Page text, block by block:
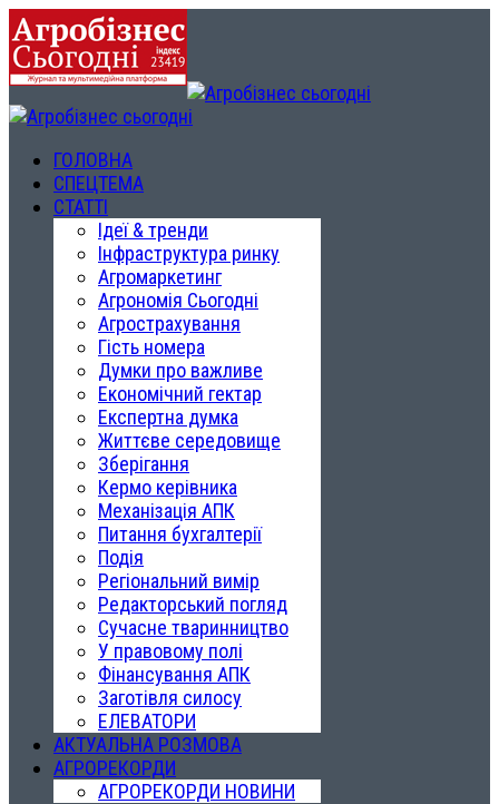
ГОЛОВНА
СПЕЦТЕМА
СТАТТІ
Ідеї & тренди
Інфраструктура ринку
Агромаркетинг
Агрономія Сьогодні
Агрострахування
Гість номера
Думки про важливе
Економічний гектар
Експертна думка
Життєве середовище
Зберігання
Кермо керівника
Механізація АПК
Питання бухгалтерії
Подія
Регіональний вимір
Редакторський погляд
Сучасне тваринництво
У правовому полі
Фінансування АПК
Заготівля силосу
ЕЛЕВАТОРИ
АКТУАЛЬНА РОЗМОВА
АГРОРЕКОРДИ
АГРОРЕКОРДИ НОВИНИ